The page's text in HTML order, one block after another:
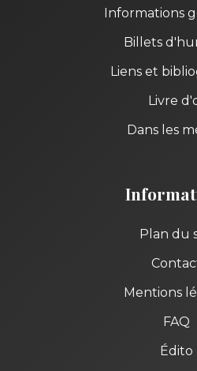
Informations
Billets
Liens et
Livre
Dans les
Plan du
Mentions
FAQ
Édito